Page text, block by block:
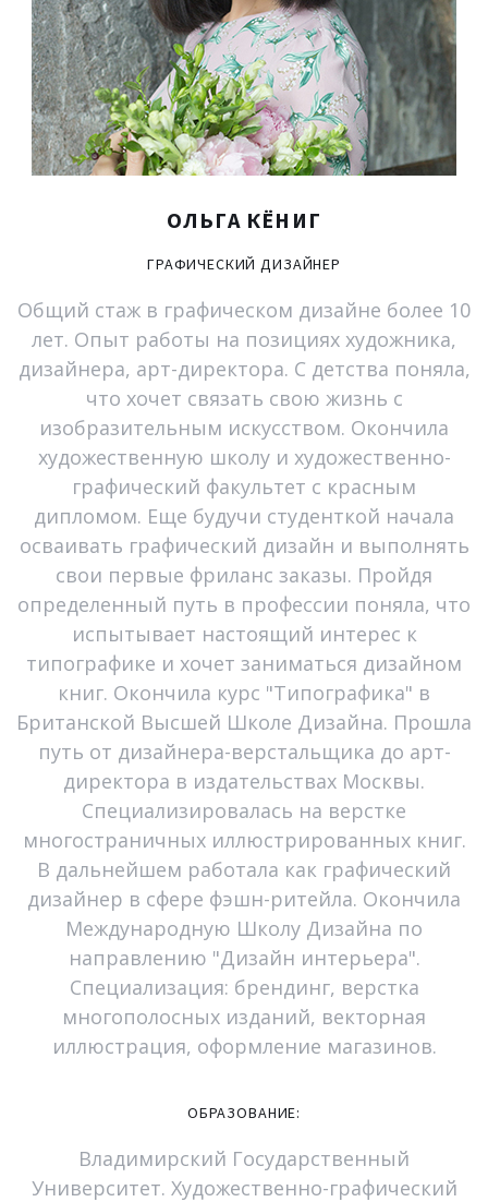
ОЛЬГА КЁНИГ
ГРАФИЧЕСКИЙ ДИЗАЙНЕР
Общий стаж в графическом дизайне более 10
лет. Опыт работы на позициях художника,
дизайнера, арт-директора. C детства поняла,
что хочет связать свою жизнь с
изобразительным искусством. Окончила
художественную школу и художественно-
графический факультет с красным
дипломом. Еще будучи студенткой начала
осваивать графический дизайн и выполнять
свои первые фриланс заказы. Пройдя
определенный путь в профессии поняла, что
испытывает настоящий интерес к
типографике и хочет заниматься дизайном
книг. Окончила курс "Типографика" в
Британской Высшей Школе Дизайна. Прошла
путь от дизайнера-верстальщика до арт-
директора в издательствах Москвы.
Специализировалась на верстке
многостраничных иллюстрированных книг.
В дальнейшем работала как графический
дизайнер в сфере фэшн-ритейла. Окончила
Международную Школу Дизайна по
направлению "Дизайн интерьера".
Специализация: брендинг, верстка
многополосных изданий, векторная
иллюстрация, оформление магазинов.
ОБРАЗОВАНИЕ:
Владимирский Государственный
Университет. Художественно-графический